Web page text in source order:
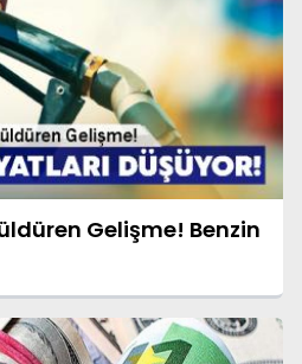
Gelişme! Benzin